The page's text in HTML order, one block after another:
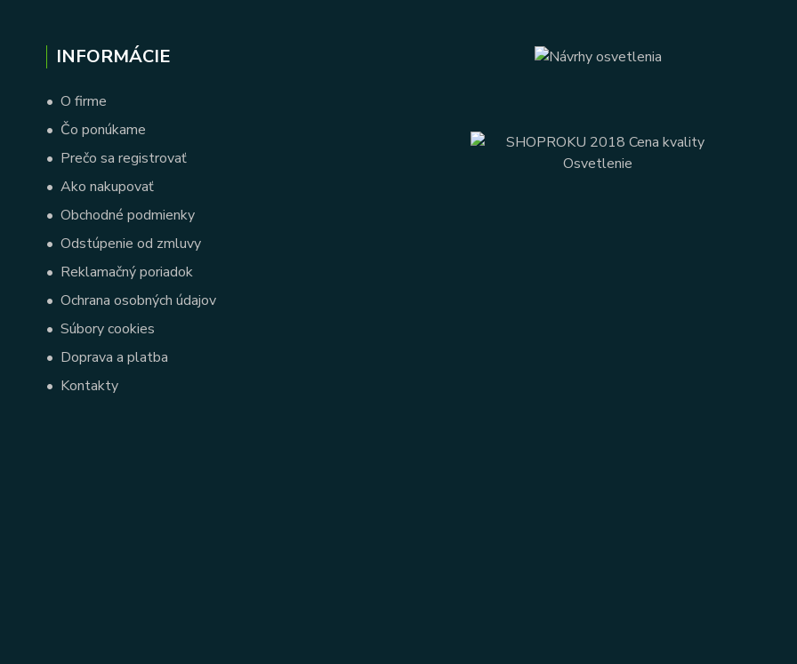
INFORMÁCIE
• O firme
• Čo ponúkame
• Prečo sa registrovať
• Ako nakupovať
• Obchodné podmienky
• Odstúpenie od zmluvy
• Reklamačný poriadok
• Ochrana osobných údajov
• Súbory cookies
• Doprava a platba
• Kontakty